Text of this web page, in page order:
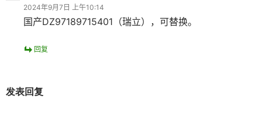
2024年9月7日 上午10:14
国产DZ97189715401（瑞立），可替换。
回复
发表回复